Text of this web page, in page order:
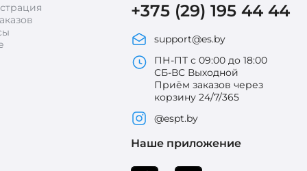
+375 (29) 195 44 44
support@es.by
ПН-ПТ с 09:00 до 18:00
СБ-ВС Выходной
Приём заказов через
корзину 24/7/365
@espt.by
Наше приложение